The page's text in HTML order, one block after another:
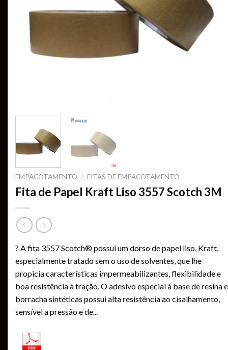
EMPACOTAMENTO / FITAS DE EMPACOTAMENTO
Fita de Papel Kraft Liso 3557 Scotch 3M
? A fita 3557 Scotch® possui um dorso de papel liso, Kraft,
especialmente tratado sem o uso de solventes, que lhe
propicia características impermeabilizantes, flexibilidade e
boa resistência à tração. O adesivo especial à base de resina e
borracha sintéticas possui alta resistência ao cisalhamento,
sensível a pressão e de